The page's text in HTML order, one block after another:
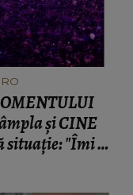
și CINE
situație: "Îmi e